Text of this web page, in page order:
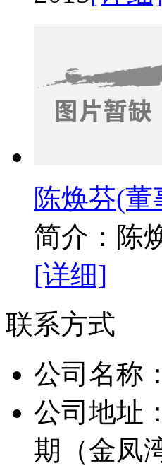
陈焕芬(
简介：陈
[详细]
联系方式
公司名称
公司地址
期（金凤